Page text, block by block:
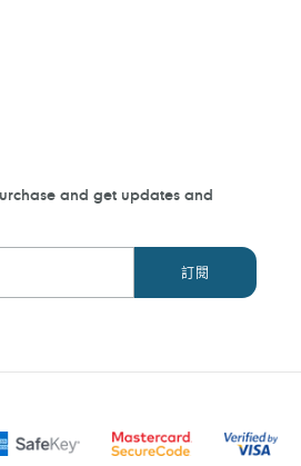
and get updates and